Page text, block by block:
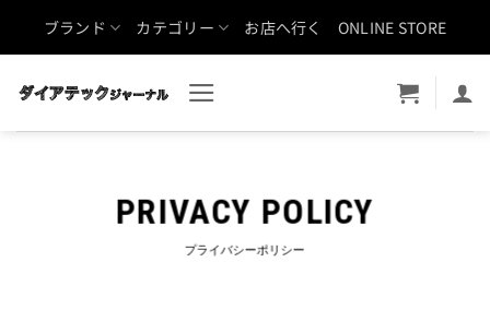
ブランド カテゴリー お店へ行く ONLINE STORE
PRIVACY POLICY
プライバシーポリシー